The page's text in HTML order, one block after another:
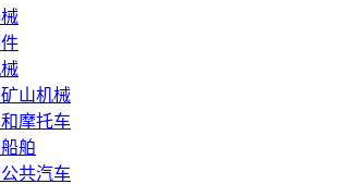
山机械
摩托车
舶
共汽车